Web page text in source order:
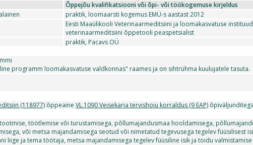
Õppejõu kvalifikatsiooni või õpi- või töökogemuse kirjeldus
praktik, loomaarsti kogemus EMÜ-s aastast 2012
Eesti Maaülikooli Veterinaarmeditsiini ja loomakasvatuse
veterinaarmeditsiini õppetooli peaspetsialist
praktik, Pacavs OÜ
programm loomakasvatuse valdkonnas" raames ja on sihtrühma kuulujatele tasuta.
(118977) õppeaine VL.1090 Veisekarja tervishoiu korraldus (9 EAP) õpiväljunditega
töötlemise või turustamisega, põllumajandusmaa hooldamisega,
või metsa majandamisega seotud või nimetatud tegevusega tegelev füüsilisest
liige ja tema töötaja, metsa majandamisega tegelev füüsiline isik ja toidu